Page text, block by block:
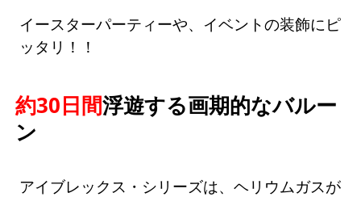
イースターパーティーや、イベントの装飾にピ
ッタリ！！
約30日間浮遊する画期的なバルー
ン
アイブレックス・シリーズは、ヘリウムガスが